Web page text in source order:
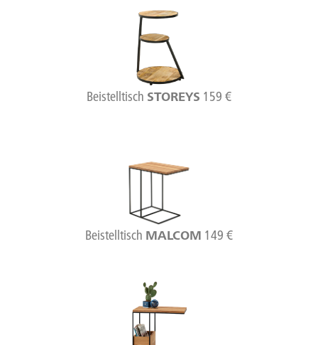
Beistelltisch STOREYS 159 €
Beistelltisch MALCOM 149 €